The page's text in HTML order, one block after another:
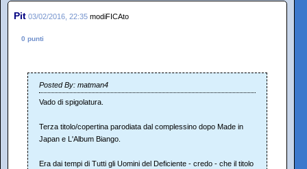
Pit 03/02/2016, 22:35 modiFICAto
0 punti
Posted By: matman4
Vado di spigolatura.
Terza titolo/copertina parodiata dal complessino dopo Made in
Japan e L'Album Biango.
Era dai tempi di Tutti gli Uomini del Deficiente - credo - che il titolo